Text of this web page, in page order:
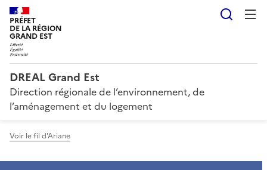
PRÉFET
DE LA RÉGION
GRAND EST
DREAL Grand Est
Direction régionale de l’environnement, de
l’aménagement et du logement
Voir le fil d'Ariane